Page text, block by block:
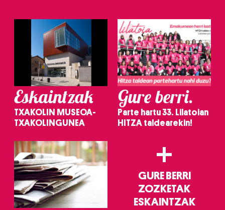
Eskaintzak
TXAKOLIN MUSEOA-
TXAKOLINGUNEA
Gure berri.
Parte hartu 33. Lilatoian
HITZA taldearekin!
+
GURE BERRI
ZOZKETAK
ESKAINTZAK